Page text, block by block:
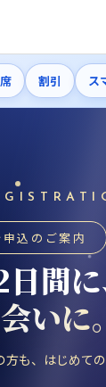
割引 ス
込のご案内
間に
いに。
も、はじめての